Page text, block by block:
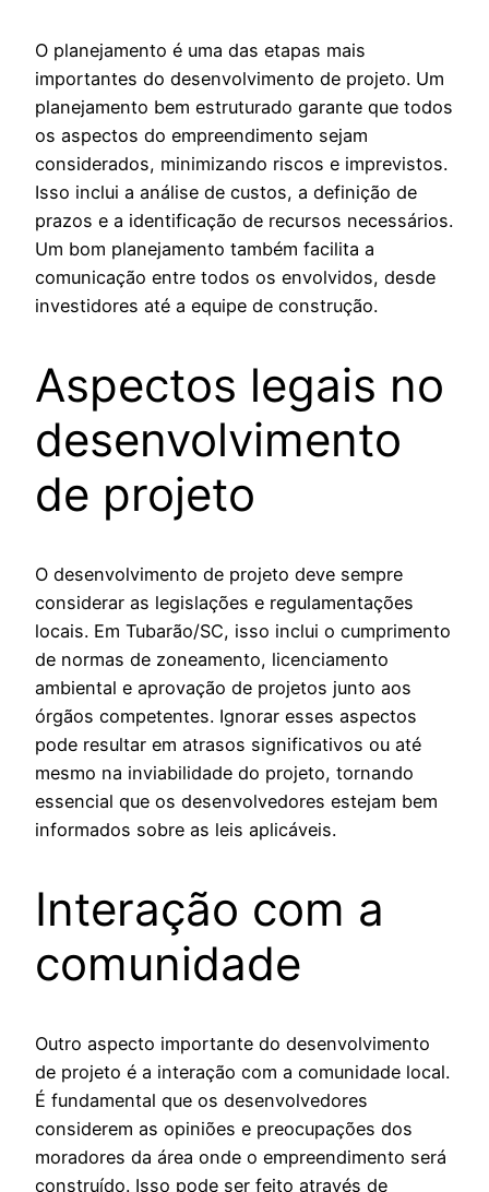
O planejamento é uma das etapas mais
importantes do desenvolvimento de projeto. Um
planejamento bem estruturado garante que todos
os aspectos do empreendimento sejam
considerados, minimizando riscos e imprevistos.
Isso inclui a análise de custos, a definição de
prazos e a identificação de recursos necessários.
Um bom planejamento também facilita a
comunicação entre todos os envolvidos, desde
investidores até a equipe de construção.
Aspectos legais no
desenvolvimento
de projeto
O desenvolvimento de projeto deve sempre
considerar as legislações e regulamentações
locais. Em Tubarão/SC, isso inclui o cumprimento
de normas de zoneamento, licenciamento
ambiental e aprovação de projetos junto aos
órgãos competentes. Ignorar esses aspectos
pode resultar em atrasos significativos ou até
mesmo na inviabilidade do projeto, tornando
essencial que os desenvolvedores estejam bem
informados sobre as leis aplicáveis.
Interação com a
comunidade
Outro aspecto importante do desenvolvimento
de projeto é a interação com a comunidade local.
É fundamental que os desenvolvedores
considerem as opiniões e preocupações dos
moradores da área onde o empreendimento será
construído. Isso pode ser feito através de